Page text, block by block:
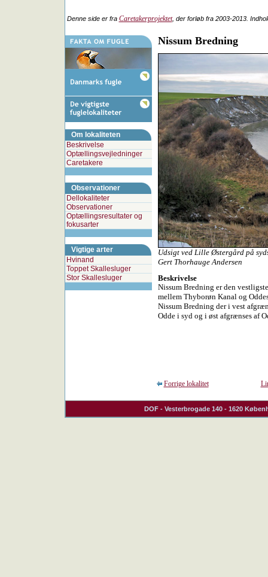
Denne side er fra Caretakerprojektet, der forløb fra 2003-2013.
Om lokaliteten
Beskrivelse
Optællingsvejledninger
Caretakere
Observationer
Dellokaliteter
Observationer
Optællingsresultater og
fokusarter
Vigtige arter
Hvinand
Toppet Skallesluger
Stor Skallesluger
Nissum Bredning
Udsigt ved Lille Østergård på
Gert Thorhauge Andersen
Beskrivelse
Nissum Bredning er den
mellem Thyborøn Kanal og
Nissum Bredning der i vest
Odde i syd og i øst afgrænses af
Forrige lokalitet
DOF - Vesterbrogade 140 - 1620